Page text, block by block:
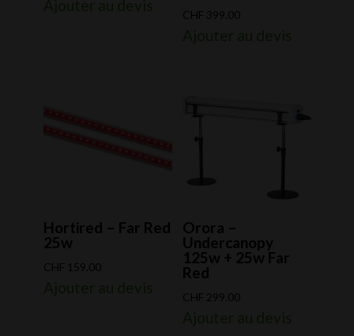
CHF 399.00
Hortired – Far Red
25w
CHF 159.00
Orora –
Undercanopy
125w + 25w Far
Red
CHF 299.00